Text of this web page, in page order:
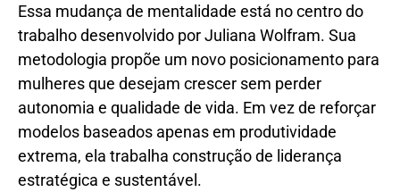
Essa mudança de mentalidade está no centro do
trabalho desenvolvido por Juliana Wolfram. Sua
metodologia propõe um novo posicionamento para
mulheres que desejam crescer sem perder
autonomia e qualidade de vida. Em vez de reforçar
modelos baseados apenas em produtividade
extrema, ela trabalha construção de liderança
estratégica e sustentável.